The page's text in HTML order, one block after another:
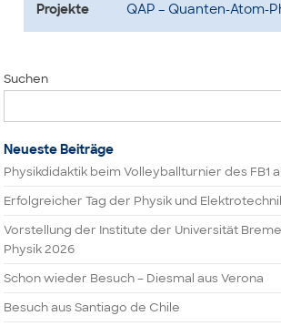
Projekte
QAP – Quanten-Atom-
Suchen
Neueste Beiträge
Physikdidaktik beim Volleyballturnier des FB1
Erfolgreicher Tag der Physik und
Vorstellung der Institute der Universität
Physik 2026
Schon wieder Besuch – Diesmal aus Verona
Besuch aus Santiago de Chile